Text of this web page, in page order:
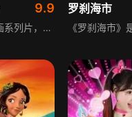
9.9
这是一部3D动画系列片，讲述彼得·潘与好友小叮当，还有温蒂及她的两个弟弟约翰、迈克尔，外加小狗纽菲，在梦幻岛发生的奇幻故事。彼得·潘将和朋友们一起，对抗敌人胡克船长和他的海盗们，在充满梦幻色彩的永恒魔法岛梦幻岛以及21世纪的伦敦，上演一场场精彩绝伦的3D大冒险。
罗刹海市